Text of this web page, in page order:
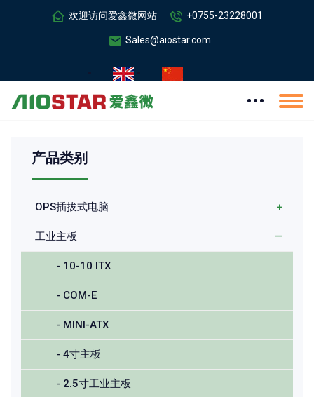
欢迎访问爱鑫微网站 +0755-23228001
Sales@aiostar.com
产品类别
OPS插拔式电脑 +
工业主板 —
- 10-10 ITX
- COM-E
- MINI-ATX
- 4寸主板
- 2.5寸工业主板